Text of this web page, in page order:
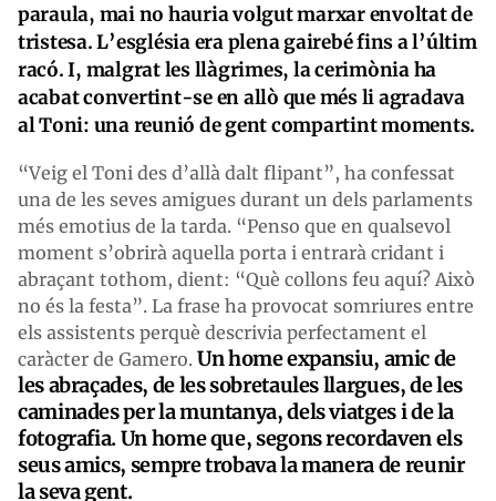
paraula, mai no hauria volgut marxar envoltat de
tristesa. L’església era plena gairebé fins a l’últim
racó. I, malgrat les llàgrimes, la cerimònia ha
acabat convertint-se en allò que més li agradava
al Toni: una reunió de gent compartint moments.
“Veig el Toni des d’allà dalt flipant”, ha confessat
una de les seves amigues durant un dels parlaments
més emotius de la tarda. “Penso que en qualsevol
moment s’obrirà aquella porta i entrarà cridant i
abraçant tothom, dient: “Què collons feu aquí? Això
no és la festa”. La frase ha provocat somriures entre
els assistents perquè descrivia perfectament el
caràcter de Gamero. Un home expansiu, amic de
les abraçades, de les sobretaules llargues, de les
caminades per la muntanya, dels viatges i de la
fotografia. Un home que, segons recordaven els
seus amics, sempre trobava la manera de reunir
la seva gent.